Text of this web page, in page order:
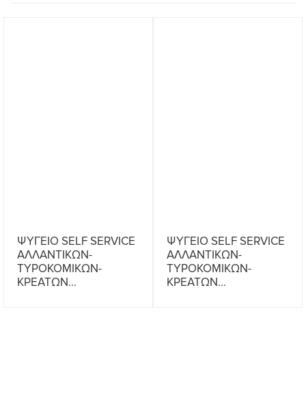
ΨΥΓΕΙΟ SELF SERVICE
ΑΛΛΑΝΤΙΚΩΝ-
ΤΥΡΟΚΟΜΙΚΩΝ-
ΚΡΕΑΤΩΝ...
ΨΥΓΕΙΟ SELF SERVICE
ΑΛΛΑΝΤΙΚΩΝ-
ΤΥΡΟΚΟΜΙΚΩΝ-
ΚΡΕΑΤΩΝ...